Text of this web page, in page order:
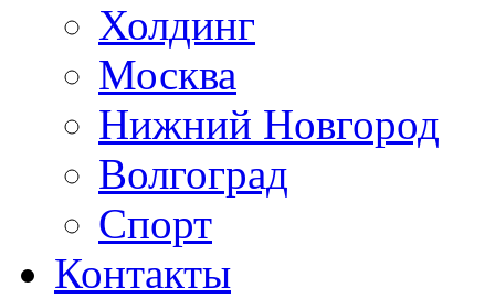
Холдинг
Москва
Нижний Новгород
Волгоград
Спорт
Контакты